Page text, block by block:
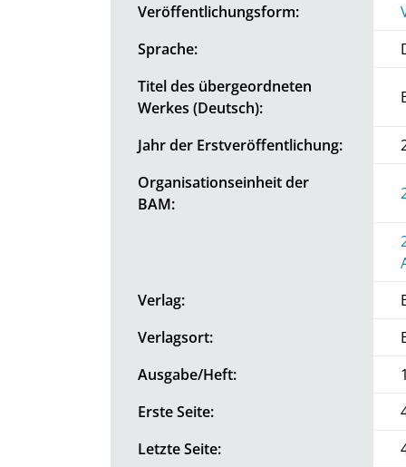
Veröffentlichungsform:
Sprache:
Titel des übergeordneten
Werkes (Deutsch):
Jahr der Erstveröffentlichung:
Organisationseinheit der
BAM:
Verlag:
Verlagsort:
Ausgabe/Heft:
Erste Seite:
Letzte Seite: